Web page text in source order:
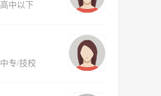
高中以下
中专/技校